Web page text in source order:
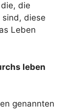
die
diese
Leben
leben
genannten